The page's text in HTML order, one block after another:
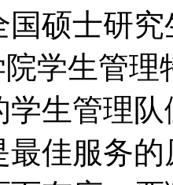
国硕士研
院学生管
学生管理
最佳服务